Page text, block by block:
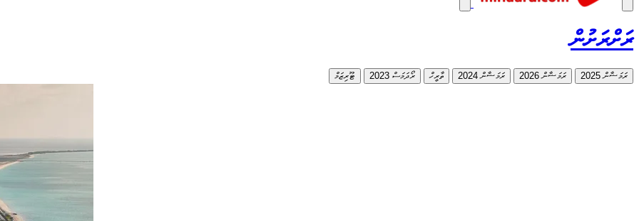
ރަށްރަށުން
ރަމަޟާން 2025 ރަމަޟާން 2026 ރަމަޟާން 2024 ތާރީހް ރޯދަމަސް 2023 ޓޫރިޒަމް